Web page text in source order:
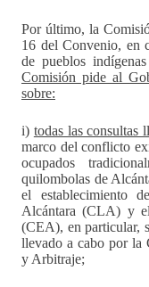
Por último, la
16 del Convenio, en
de pueblos
Comisión pide al
sobre:
i) todas las consultas
marco del conflicto
ocupados
quilombolas de
el establecimiento
Alcántara (CLA) y
(CEA), en particular,
llevado a cabo por la
y Arbitraje;